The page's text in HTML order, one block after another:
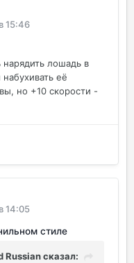
15:46
лошадь в
её
но +10 скорости -
14:05
стиле
Russianсказал: